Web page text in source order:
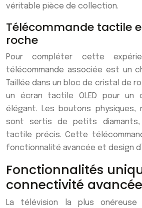
véritable pièce de collection.
Télécommande tactile
roche
Pour compléter cette
télécommande associée est un
Taillée dans un bloc de cristal de
un écran tactile OLED pour
élégant. Les boutons physiques,
sont sertis de petits
tactile précis. Cette
fonctionnalité avancée et design
Fonctionnalités
connectivité avancée
La télévision la plus